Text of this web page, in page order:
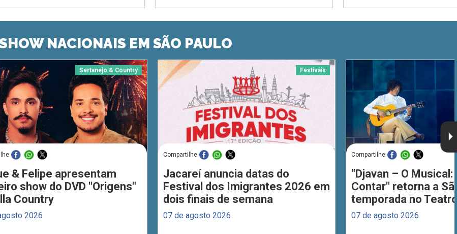
NACIONAIS EM SÃO PAULO
Sertanejo & Country
& Felipe apresentam
show do DVD "Origens"
Country
2026
Festivais
Compartilhe
Jacareí anuncia datas do
Festival dos Imigrantes 2026 em
dois finais de semana
07 de agosto 2026
Compartilhe
"Djavan – O Musical:
Contar" retorna a
temporada no
07 de agosto 2026